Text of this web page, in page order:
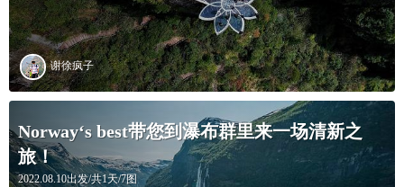
谢徐疯子
Norway‘s best带您到瀑布群里来一场清新之
旅！
2022.08.10出发/共1天/7图